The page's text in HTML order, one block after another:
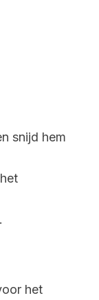
snijd hem
het